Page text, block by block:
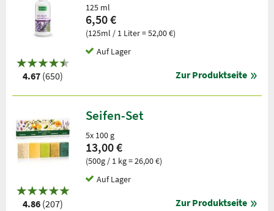
4.67 (650)
125 ml
6,50 €
(125ml / 1 Liter = 52,00 €)
Auf Lager
Zur Produktseite
4.86 (207)
Seifen-Set
5x 100 g
13,00 €
(500g / 1 kg = 26,00 €)
Auf Lager
Zur Produktseite